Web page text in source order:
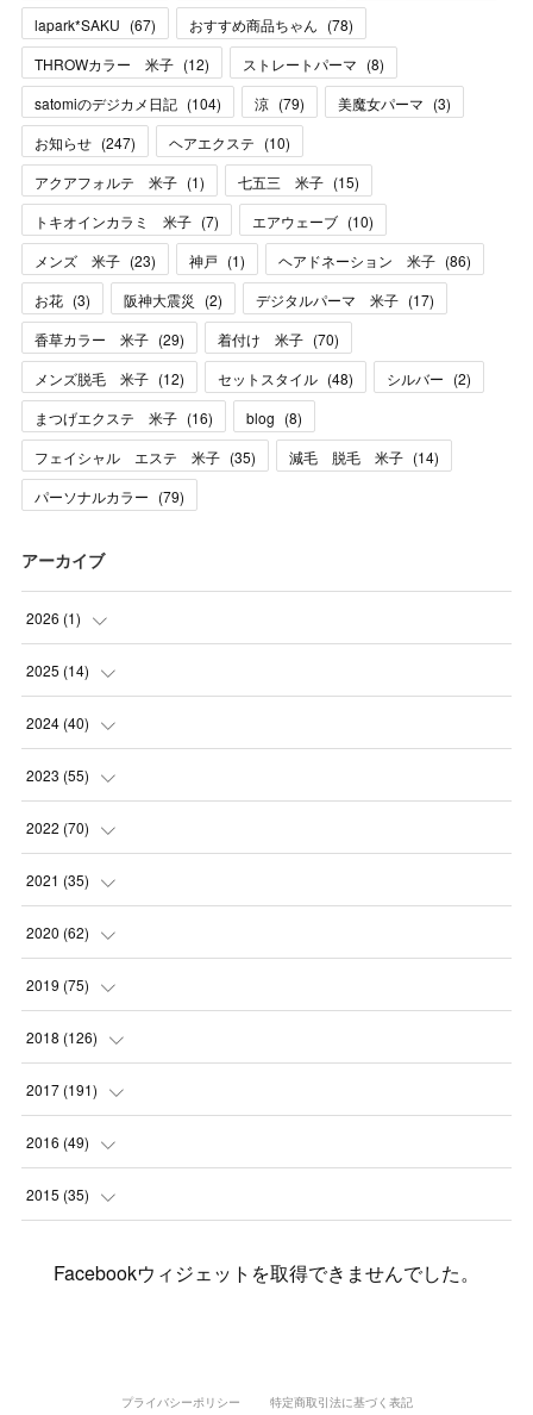
lapark*SAKU (67) おすすめ商品ちゃん (78)
THROWカラー 米子 (12) ストレートパーマ (8)
satomiのデジカメ日記 (104) 涼 (79) 美魔女パーマ (3)
お知らせ (247) ヘアエクステ (10)
アクアフォルテ 米子 (1) 七五三 米子 (15)
トキオインカラミ 米子 (7) エアウェーブ (10)
メンズ 米子 (23) 神戸 (1) ヘアドネーション 米子 (86)
お花 (3) 阪神大震災 (2) デジタルパーマ 米子 (17)
香草カラー 米子 (29) 着付け 米子 (70)
メンズ脱毛 米子 (12) セットスタイル (48) シルバー (2)
まつげエクステ 米子 (16) blog (8)
フェイシャル エステ 米子 (35) 減毛 脱毛 米子 (14)
パーソナルカラー (79)
アーカイブ
2026 (1)
(1
2025 (14)
(10 )
(1
(1
(2
2024 (40)
(1
(1
(3
(2
(1)
(5)
(8)
2023 (55)
(2
(4
(3
(3
(8)
(6)
2022 (70)
(7
(11 )
(8
(1)
(3)
2021 (35)
(5
(7
(5)
(3)
(3)
2020 (62)
(6
(9)
(7)
(4
(6)
2019 (75)
(1)
(2)
(6
(7
(15)
2018 (126)
(6)
(12 )
(7
2017 (191)
(12 )
(11 )
2016 (49)
(2
2015 (35)
Facebookウィジェットを取得できませんでした。
プライバシーポリシー 特定商取引法に基づく表記